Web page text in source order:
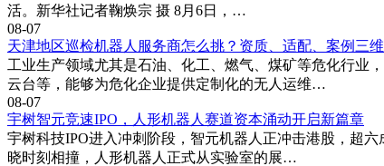
活。新华社记者鞠焕宗 摄 8月6日，…
08-07
天津地区巡检机器人服务商怎么挑？资质、适配、案例三
工业生产领域尤其是石油、化工、燃气、煤矿等危化行业
云台等，能够为危化企业提供定制化的无人运维…
08-07
宇树智元竞速IPO，人形机器人赛道资本涌动开启新篇章
宇树科技IPO进入冲刺阶段，智元机器人正冲击港股，超
晓时刻相撞，人形机器人正式从实验室的展…